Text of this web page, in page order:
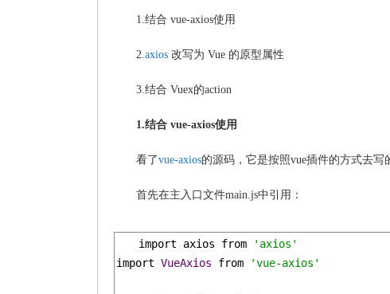
1.结合 vue-axios使用
2.axios 改写为 Vue 的原型属性
3.结合 Vuex的action
1.结合 vue-axios使用
看了vue-axios的源码，它是按照vue插件的方式去写
首先在主入口文件main.js中引用：
import axios from
'axios'
import VueAxios from 'vue-axios'